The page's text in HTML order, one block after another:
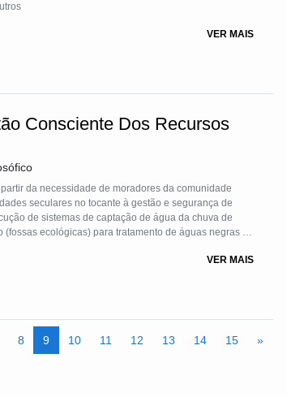
VER MAIS
Consciente Dos Recursos
da necessidade de moradores da comunidade
seculares no tocante à gestão e segurança de
de sistemas de captação de água da chuva de
ecológicas) para tratamento de águas negras e
VER MAIS
8 9 10 11 12 13 14 15 »